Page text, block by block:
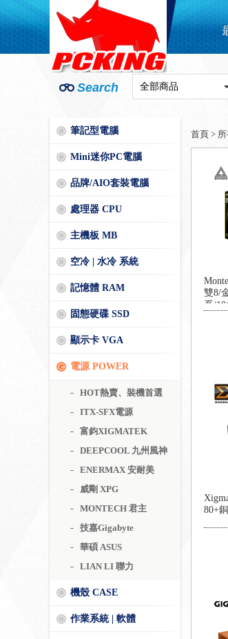
Search
筆記型電腦
Mini迷你PC電腦
品牌/AIO套裝電腦
處理器 CPU
主機板 MB
空冷 | 水冷 系統
記憶體 RAM
固態硬碟 SSD
顯示卡 VGA
電源 POWER
HOT熱賣、裝機首選
ITX-SFX電源
富鈞XIGMATEK
DEEPCOOL 九州風神
ENERMAX 安耐美
威剛 XPG
MONTECH 君主
技嘉Gigabyte
華碩 ASUS
LIAN LI 聯力
機殼 CASE
作業系統 | 軟體
首頁 >
雙8/
系/10
80+